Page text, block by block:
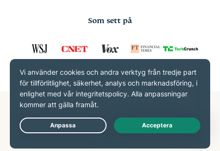
Som sett på
Vanliga frågor: Frågor om
en brittisk VPN
Live Chat